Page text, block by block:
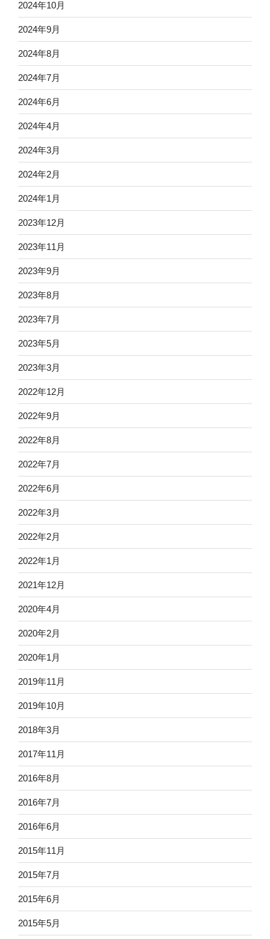
2024年10月
2024年9月
2024年8月
2024年7月
2024年6月
2024年4月
2024年3月
2024年2月
2024年1月
2023年12月
2023年11月
2023年9月
2023年8月
2023年7月
2023年5月
2023年3月
2022年12月
2022年9月
2022年8月
2022年7月
2022年6月
2022年3月
2022年2月
2022年1月
2021年12月
2020年4月
2020年2月
2020年1月
2019年11月
2019年10月
2018年3月
2017年11月
2016年8月
2016年7月
2016年6月
2015年11月
2015年7月
2015年6月
2015年5月